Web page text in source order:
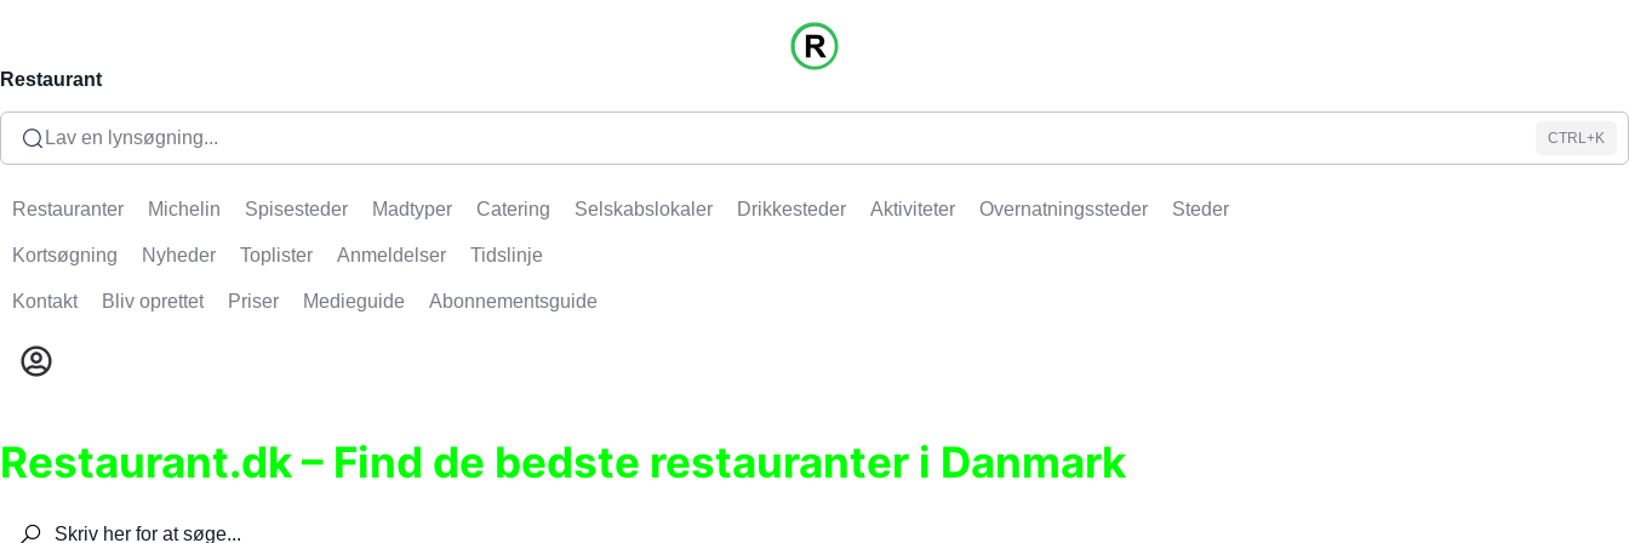
Restaurant
Lav en lynsøgning... CTRL+K
Restauranter Michelin Spisesteder Madtyper Catering Selskabslokaler Drikkesteder Aktiviteter Overnatningssteder Steder
Kortsøgning Nyheder Toplister Anmeldelser Tidslinje
Kontakt Bliv oprettet Priser Medieguide Abonnementsguide
Restaurant.dk – Find de bedste restauranter i Danmark